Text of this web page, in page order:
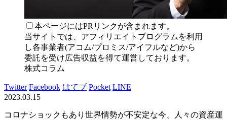
本ページにはPRリンクが含まれます。
当サイトでは、アフィリエイトプログラムを利用
し各事業者(アコム/プロミス/アイフルなど)から
委託を受け広告収益を得て運営しております。
株式コラム
Twitter Facebook はてブ Pocket LINE
2023.03.15
コロナショックもあり世界情勢が不安定な今、人々の資産運